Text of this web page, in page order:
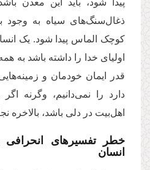
پیدا شود، باید این معدن
ذغال‌سنگ‌های سیاه به وجود
کوچک الماس پیدا شود. یک
اولیای خدا را داشته باشد به
قدر ایمان خودمان و
دارد را نمی‌دانیم، وگرنه
اهل‌بیت در دلی باشد، بالاخره
خطر تفسیرهای انحرافی
انسان